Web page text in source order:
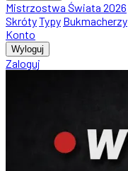
Mistrzostwa Świata 2026
SkrótyTypy Bukmacherzy
Konto
Wyloguj
Zaloguj